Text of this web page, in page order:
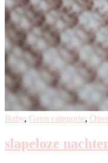
Baby, Geen categorie,
slapeloze